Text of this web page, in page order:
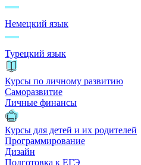
Немецкий язык
Турецкий язык
Курсы по личному развитию
Саморазвитие
Личные финансы
Курсы для детей и их родителей
Программирование
Дизайн
Подготовка к ЕГЭ